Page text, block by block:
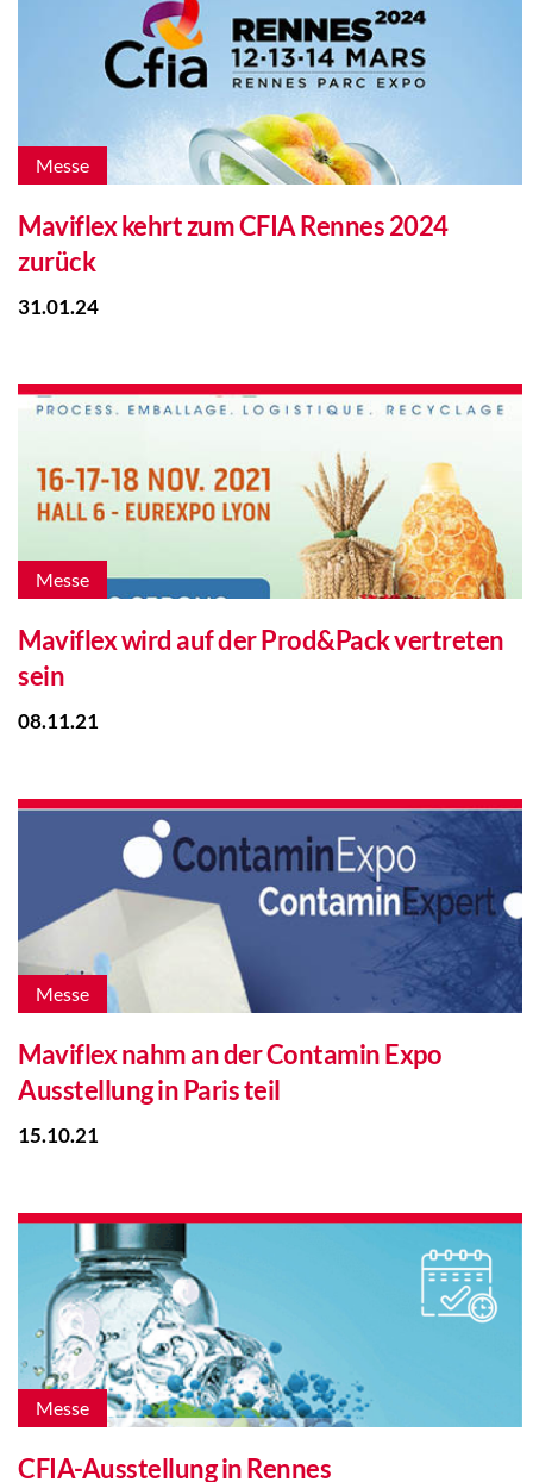
Messe
Maviflex kehrt zum CFIA Rennes 2024
zurück
31.01.24
Messe
Maviflex wird auf der Prod&Pack vertreten
sein
08.11.21
Messe
Maviflex nahm an der Contamin Expo
Ausstellung in Paris teil
15.10.21
Messe
CFIA-Ausstellung in Rennes